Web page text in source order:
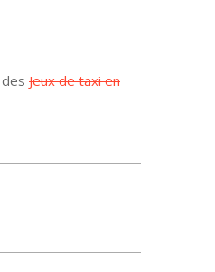
Jeux de taxi en